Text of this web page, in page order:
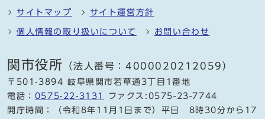
サイトマップ サイト運営方針
個人情報の取り扱いについて お問い合わせ
関市役所 （法人番号：4000020212059）
〒501-3894 岐阜県関市若草通3丁目1番地
電話： 0575-22-3131
ファクス:0575-23-7744
開庁時間：（令和8年11月1日まで）平日 8時30分から17